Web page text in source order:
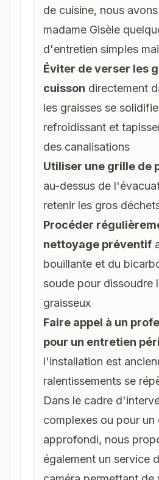
de cuisine, nous
madame Gisèle
d'entretien simples
Éviter de verser les
cuisson directement
les graisses se
refroidissant et
des canalisations
Utiliser une grille de
au-dessus de
retenir les gros
Procéder
nettoyage préventif
bouillante et du
soude pour dissoudre
graisseux
Faire appel à un
pour un entretien
l'installation est
ralentissements se
Dans le cadre
complexes ou pour
approfondi, nous
également un service